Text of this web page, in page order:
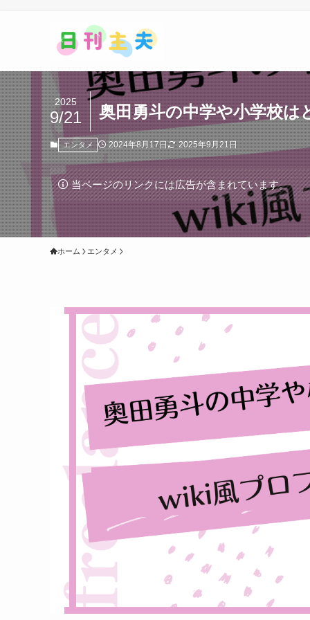
奥田勇斗の中学や小学校
2025
9/21
エンタメ 2024年8月17日 2025年9月21日
当ページのリンクには広告が含まれています。
ホーム エンタメ